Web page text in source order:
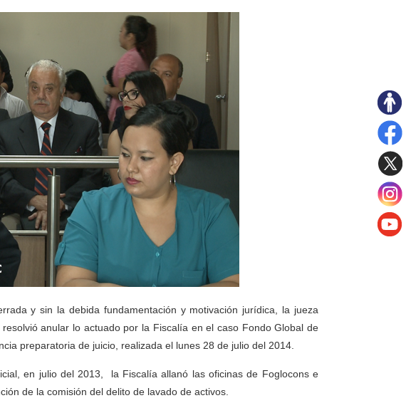
y sin la debida fundamentación y motivación jurídica, la jueza
anular lo actuado por la Fiscalía en el caso Fondo Global de
preparatoria de juicio, realizada el lunes 28 de julio del 2014.
en julio del 2013, la Fiscalía allanó las oficinas de Foglocons e
de la comisión del delito de lavado de activos.